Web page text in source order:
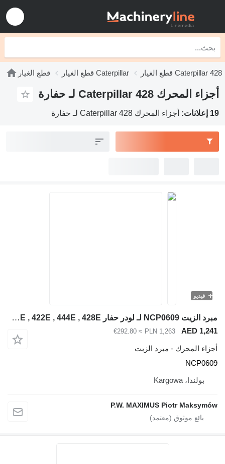
قطع الغيار قطع الغيار Caterpillar قطع الغيار Caterpillar 428
أجزاء المحرك Caterpillar 428 لـ حفارة
19 إعلانات: أجزاء المحرك Caterpillar 428 لـ حفارة
فيديو
مبرد الزيت NCP0609 لـ لودر حفار Caterpillar 416E , 432E , 420E , 442E , 434E , 422E , 444E , 428E
AED 1,241
PLN 1,263
≈ €292.80
أجزاء المحرك - مبرد الزيت
NCP0609
بولندا، Kargowa
P.W. MAXIMUS Piotr Maksymów